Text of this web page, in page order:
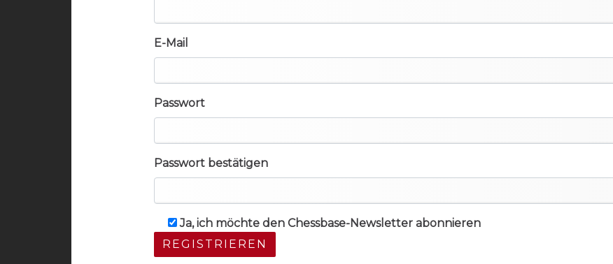
E-Mail
Passwort
Passwort bestätigen
Ja, ich möchte den Chessbase-Newsletter abonnieren
REGISTRIEREN